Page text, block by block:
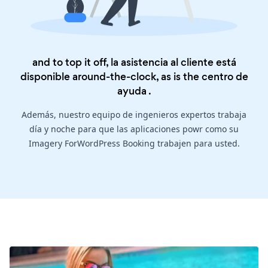
and to top it off, la asistencia al cliente está
disponible around-the-clock, as is thecentro de
ayuda .
Además, nuestro equipo de ingenieros expertos trabaja
día y noche para que las aplicaciones powr como su
Imagery ForWordPress Booking trabajen para usted.